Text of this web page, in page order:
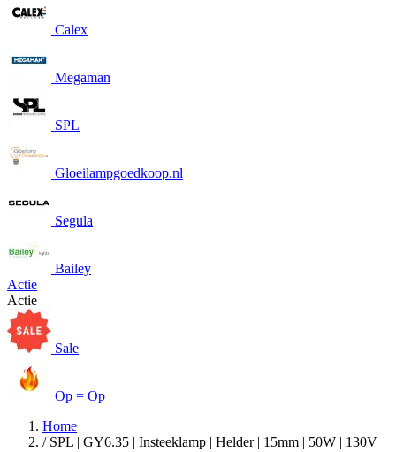
Calex
Megaman
SPL
Gloeilampgoedkoop.nl
Segula
Bailey
Actie
Actie
Sale
Op = Op
Home
/ SPL | GY6.35 | Insteeklamp | Helder | 15mm | 50W | 130V